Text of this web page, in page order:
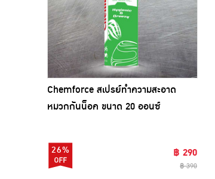
Chemforce สเปรย์ทำความสะอาด
หมวกกันน็อค ขนาด 20 ออนซ์
26% ฿ 290
฿ 390